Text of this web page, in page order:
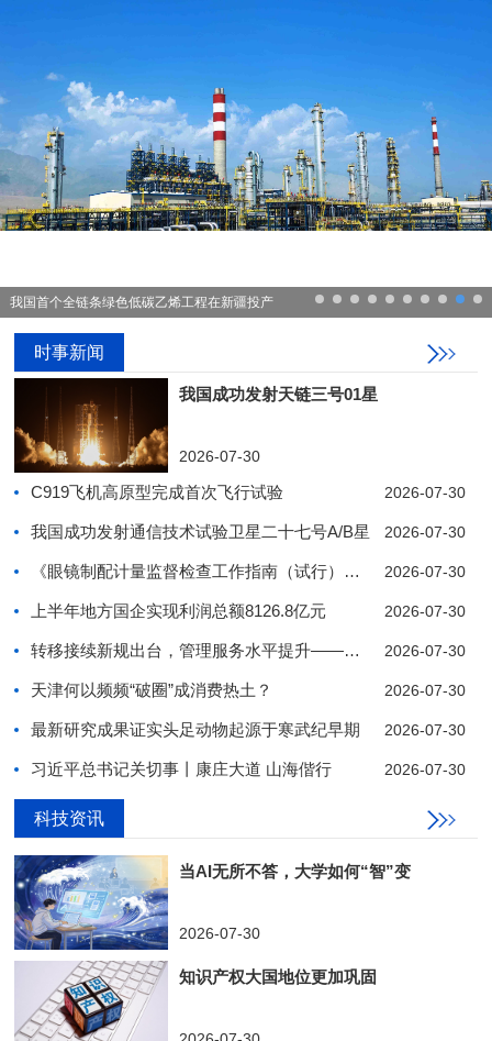
我国首个全链条绿色低碳乙烯工程在新疆投产
1 2 3 4 5 6 7 8 9 10
时事新闻
我国成功发射天链三号01星
2026-07-30
C919飞机高原型完成首次飞行试验 2026-07-30
我国成功发射通信技术试验卫星二十七号A/B星 2026-07-30
《眼镜制配计量监督检查工作指南（试行）》发布 2026-07-30
上半年地方国企实现利润总额8126.8亿元 2026-07-30
转移接续新规出台，管理服务水平提升——企业年金“ 2026-07-30
天津何以频频“破圈”成消费热土？ 2026-07-30
最新研究成果证实头足动物起源于寒武纪早期 2026-07-30
习近平总书记关切事丨康庄大道 山海偕行 2026-07-30
科技资讯
当AI无所不答，大学如何“智”变
2026-07-30
知识产权大国地位更加巩固